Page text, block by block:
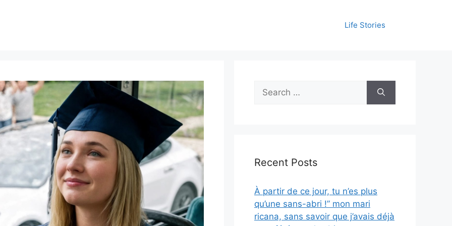
Life Stories
Search
for:
Recent Posts
À partir de ce jour, tu n’es plus
qu’une sans-abri !” mon mari
ricana, sans savoir que j’avais déjà